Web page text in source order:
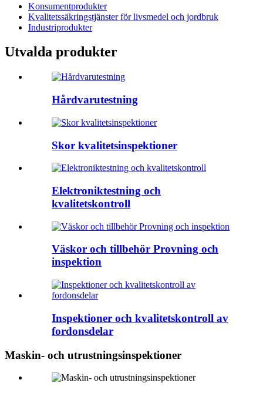
Konsumentprodukter
Kvalitetssäkringstjänster för livsmedel och jordbruk
Industriprodukter
Utvalda produkter
Hårdvarutestning
Skor kvalitetsinspektioner
Elektroniktestning och
kvalitetskontroll
Väskor och tillbehör Provning och
inspektion
Inspektioner och kvalitetskontroll av
fordonsdelar
Maskin- och utrustningsinspektioner